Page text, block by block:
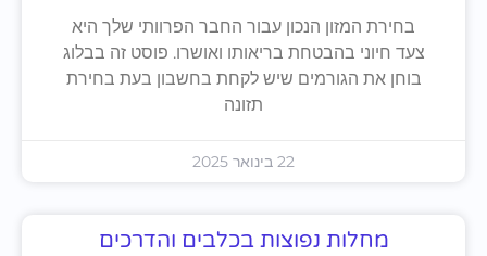
בחירת המזון הנכון עבור החבר הפרוותי שלך היא
צעד חיוני בהבטחת בריאותו ואושרו. פוסט זה בבלוג
בוחן את הגורמים שיש לקחת בחשבון בעת בחירת
תזונה
22 בינואר 2025
מחלות נפוצות בכלבים והדרכים